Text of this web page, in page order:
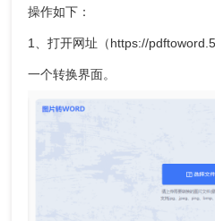
操作如下：
1、打开网址（https://
一个转换界面。